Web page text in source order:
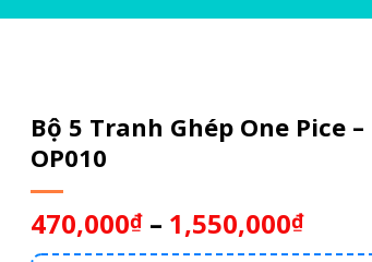
Bộ 5 Tranh Ghép One Pice –
OP010
470,000₫– 1,550,000₫